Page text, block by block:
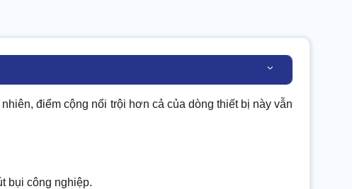
điểm cộng nổi trội hơn cả của dòng thiết bị này vẫn
bụi công nghiệp.